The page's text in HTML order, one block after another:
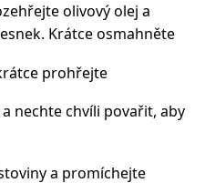
olivový olej a
Krátce osmahněte
prohřejte
nechte chvíli povařit, aby
a promíchejte